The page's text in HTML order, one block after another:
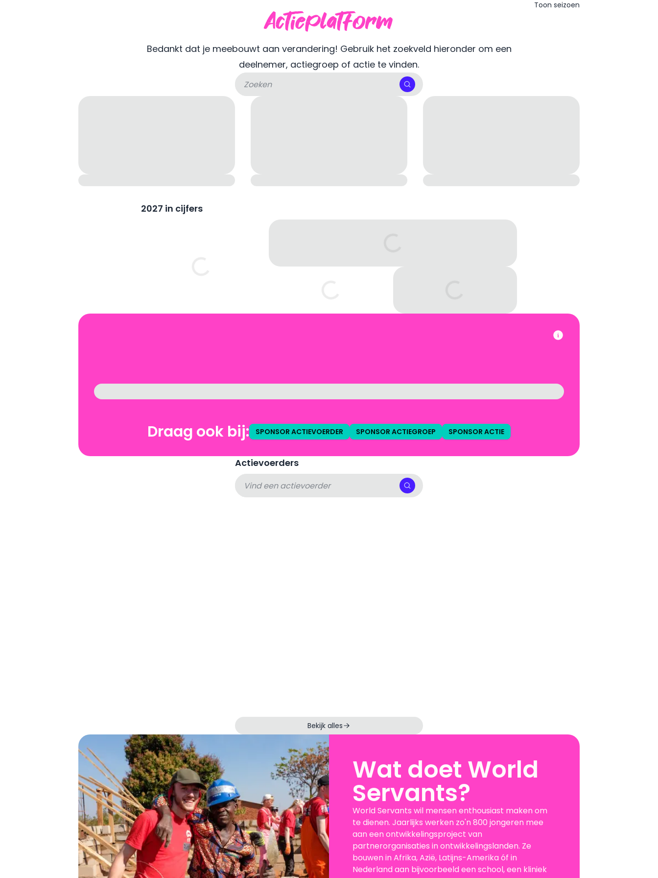
Toon seizoen
Actieplatform
Bedankt dat je meebouwt aan verandering! Gebruik het zoekveld hieronder om een
deelnemer, actiegroep of actie te vinden.
2027 in cijfers
Draag ook bij: SPONSOR ACTIEVOERDER SPONSOR ACTIEGROEP SPONSOR ACTIE
Actievoerders
Bekijk alles
Wat doet World
Servants?
World Servants wil mensen enthousiast maken om
te dienen. Jaarlijks werken zo'n 800 jongeren mee
aan een ontwikkelingsproject van
partnerorganisaties in ontwikkelingslanden. Ze
bouwen in Afrika, Azië, Latijns-Amerika óf in
Nederland aan bijvoorbeeld een school, een kliniek